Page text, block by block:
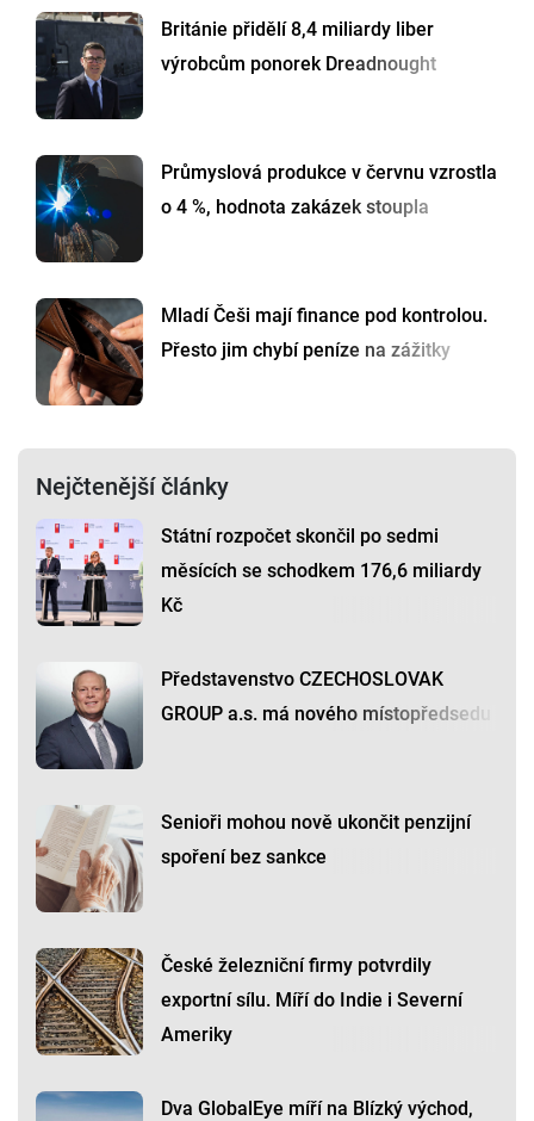
Británie přidělí 8,4 miliardy liber
výrobcům ponorek Dreadnought
Průmyslová produkce v červnu vzrostla
o 4 %, hodnota zakázek stoupla
Mladí Češi mají finance pod kontrolou.
Přesto jim chybí peníze na zážitky
Nejčtenější články
Státní rozpočet skončil po sedmi
měsících se schodkem 176,6 miliardy
Kč
Představenstvo CZECHOSLOVAK
GROUP a.s. má nového místopředsedu
Senioři mohou nově ukončit penzijní
spoření bez sankce
České železniční firmy potvrdily
exportní sílu. Míří do Indie i Severní
Ameriky
Dva GlobalEye míří na Blízký východ,